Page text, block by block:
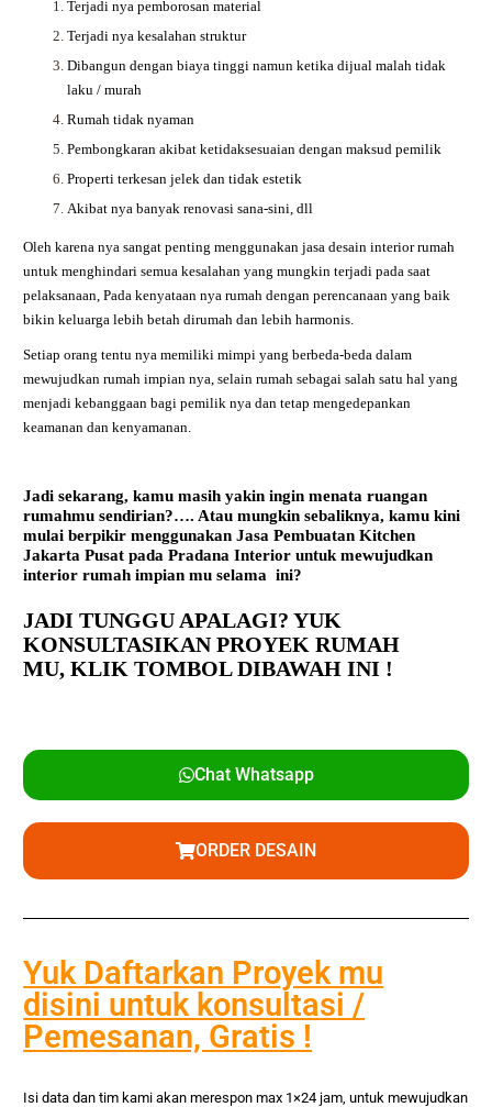
Terjadi nya pemborosan material
Terjadi nya kesalahan struktur
Dibangun dengan biaya tinggi namun ketika dijual malah tidak
laku / murah
Rumah tidak nyaman
Pembongkaran akibat ketidaksesuaian dengan maksud pemilik
Properti terkesan jelek dan tidak estetik
Akibat nya banyak renovasi sana-sini, dll
Oleh karena nya sangat penting menggunakan jasa desain interior rumah
untuk menghindari semua kesalahan yang mungkin terjadi pada saat
pelaksanaan, Pada kenyataan nya rumah dengan perencanaan yang baik
bikin keluarga lebih betah dirumah dan lebih harmonis.
Setiap orang tentu nya memiliki mimpi yang berbeda-beda dalam
mewujudkan rumah impian nya, selain rumah sebagai salah satu hal yang
menjadi kebanggaan bagi pemilik nya dan tetap mengedepankan
keamanan dan kenyamanan.
Jadi sekarang, kamu masih yakin ingin menata ruangan
rumahmu sendirian?…. Atau mungkin sebaliknya, kamu kini
mulai berpikir menggunakanJasa Pembuatan Kitchen
Jakarta Pusatpada Pradana Interior untuk mewujudkan
interior rumah impian mu selama ini?
JADI TUNGGU APALAGI? YUK
KONSULTASIKAN PROYEK RUMAH
MU,KLIK TOMBOL DIBAWAH INI !
Chat Whatsapp
ORDER DESAIN
Yuk Daftarkan Proyek mu
disini untuk konsultasi /
Pemesanan, Gratis !
Isi data dan tim kami akan merespon max 1×24 jam, untuk mewujudkan